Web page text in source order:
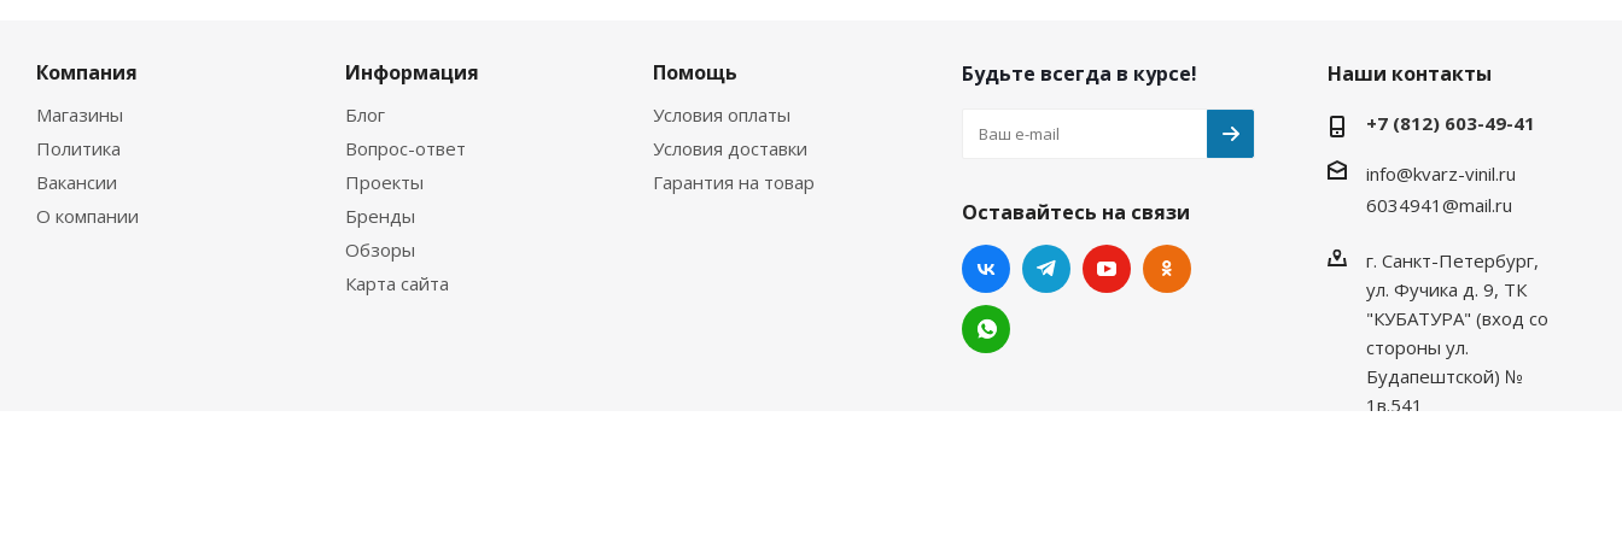
Компания
Магазины
Политика
Вакансии
О компании
Информация
Блог
Вопрос-ответ
Проекты
Бренды
Обзоры
Карта сайта
Помощь
Условия оплаты
Условия доставки
Гарантия на товар
Будьте всегда в курсе!
Оставайтесь на связи
Наши контакты
+7 (812) 603-49-41
info@kvarz-vinil.ru
6034941@mail.ru
г. Санкт-Петербург,
ул. Фучика д. 9, ТК
"КУБАТУРА" (вход со
стороны ул.
Будапештской) №
1в.541